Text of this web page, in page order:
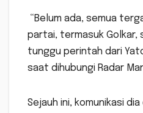
“Belum ada, semua
partai, termasuk Golkar,
tunggu perintah dari
saat dihubungi Radar
Sejauh ini, komunikasi